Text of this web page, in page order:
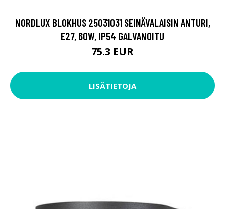
NORDLUX BLOKHUS 25031031 SEINÄVALAISIN ANTURI,
E27, 60W, IP54 GALVANOITU
75.3 EUR
LISÄTIETOJA